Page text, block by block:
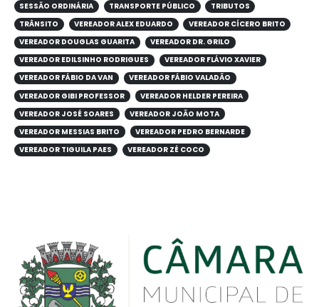
SESSÃO ORDINÁRIA
TRANSPORTE PÚBLICO
TRIBUTOS
TRÂNSITO
VEREADOR ALEX EDUARDO
VEREADOR CÍCERO BRITO
VEREADOR DOUGLAS GUARITA
VEREADOR DR. GRILO
VEREADOR EDILSINHO RODRIGUES
VEREADOR FLÁVIO XAVIER
VEREADOR FÁBIO DA VAN
VEREADOR FÁBIO VALADÃO
VEREADOR GIBI PROFESSOR
VEREADOR HELDER PEREIRA
VEREADOR JOSÉ SOARES
VEREADOR JOÃO MOTA
VEREADOR MESSIAS BRITO
VEREADOR PEDRO BERNARDE
VEREADOR TIGUILA PAES
VEREADOR ZÉ COCO